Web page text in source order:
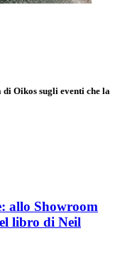
di Oikos sugli eventi che la
allo Showroom
libro di Neil